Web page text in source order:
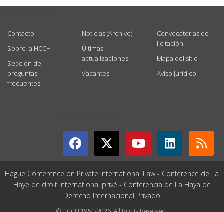
Contacto
Sobre la HCCH
Sección de
preguntas
frecuentes
Noticias (Archivo)
Últimas
actualizaciones
Vacantes
Convocatorias de
licitación
Mapa del sitio
Aviso jurídico
Hague Conference on Private International Law - Conférence de La
Haye de droit international privé - Conferencia de La Haya de
Derecho Internacional Privado